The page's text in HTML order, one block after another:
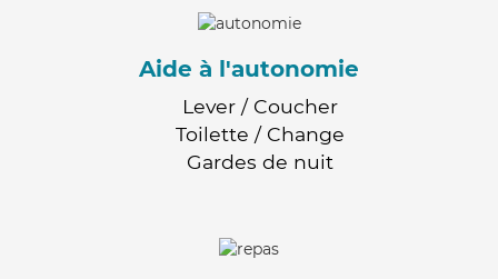
Aide à l'autonomie
Lever / Coucher
Toilette / Change
Gardes de nuit